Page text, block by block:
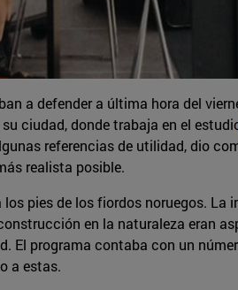
a defender a última hora del
ciudad, donde trabaja en el
referencias de utilidad, dio
realista posible.
pies de los fiordos noruegos. La
en la naturaleza eran
El programa contaba con un
a estas.